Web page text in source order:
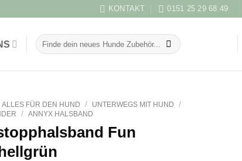
KONTAKT 0151 25 29 68 49
Suchen
nach:
ALLES FÜR DEN HUND / UNTERWEGS MIT HUND /
/ ANNYX HALSBAND
Fun